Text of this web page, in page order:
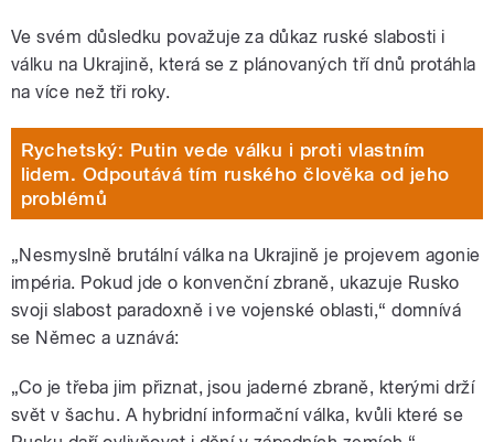
Ve svém důsledku považuje za důkaz ruské slabosti i
válku na Ukrajině, která se z plánovaných tří dnů protáhla
na více než tři roky.
Rychetský: Putin vede válku i proti vlastním
lidem. Odpoutává tím ruského člověka od jeho
problémů
„Nesmyslně brutální válka na Ukrajině je projevem agonie
impéria. Pokud jde o konvenční zbraně, ukazuje Rusko
svoji slabost paradoxně i ve vojenské oblasti,“ domnívá
se Němec a uznává:
„Co je třeba jim přiznat, jsou jaderné zbraně, kterými drží
svět v šachu. A hybridní informační válka, kvůli které se